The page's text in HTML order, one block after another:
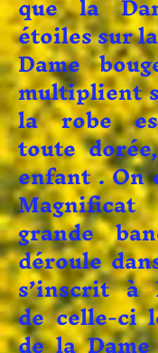
étoiles sur
Dame
multiplient
la robe
toute
enfant . On
grande
déroule
s’inscrit à
de celle-ci